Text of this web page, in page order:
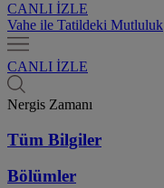
CANLI İZLE
Vahe ile Tatildeki Mutluluk
CANLI İZLE
Nergis Zamanı
Tüm Bilgiler
Bölümler